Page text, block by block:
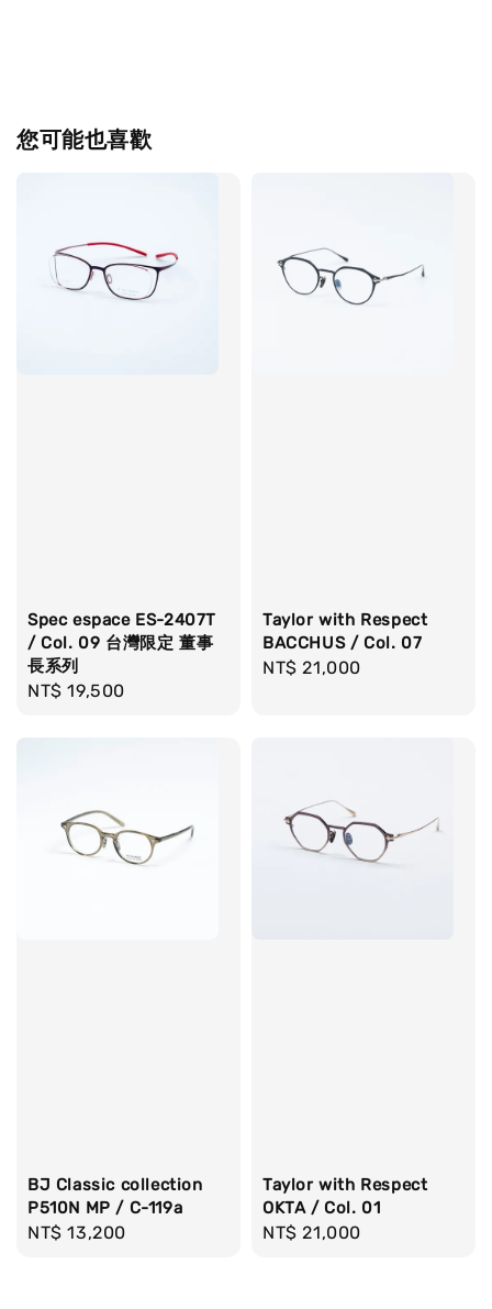
您可能也喜歡
Spec espace ES-2407T
/ Col. 09 台灣限定 董事
長系列
Regular
NT$ 19,500
Taylor with Respect
BACCHUS / Col. 07
Regular
NT$ 21,000
BJ Classic collection
P510N MP / C-119a
Regular
NT$ 13,200
Taylor with Respect
OKTA / Col. 01
Regular
NT$ 21,000